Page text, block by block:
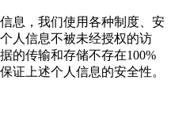
，我们使用各种制度、安
人信息不被未经授权的访
的传输和存储不存在100%
证上述个人信息的安全性。